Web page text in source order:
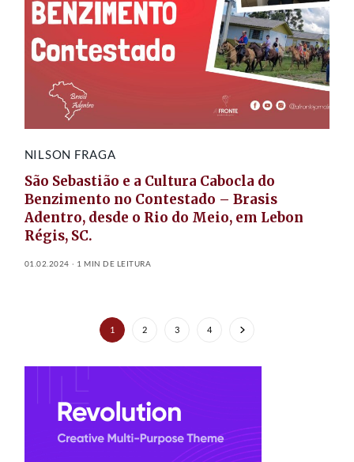
NILSON FRAGA
São Sebastião e a Cultura Cabocla do
Benzimento no Contestado – Brasis
Adentro, desde o Rio do Meio, em Lebon
Régis, SC.
01.02.2024 1 MIN DE LEITURA
1 2 3 4